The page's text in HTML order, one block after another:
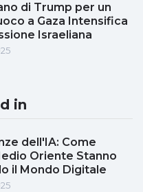
di Trump per un
a Gaza Intensifica
Israeliana
in
dell'IA: Come
Oriente Stanno
il Mondo Digitale